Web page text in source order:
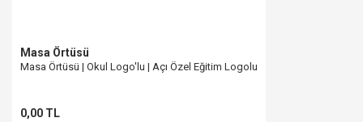
Masa Örtüsü
Masa Örtüsü | Okul Logo'lu | Açı Özel Eğitim Logolu
0,00 TL